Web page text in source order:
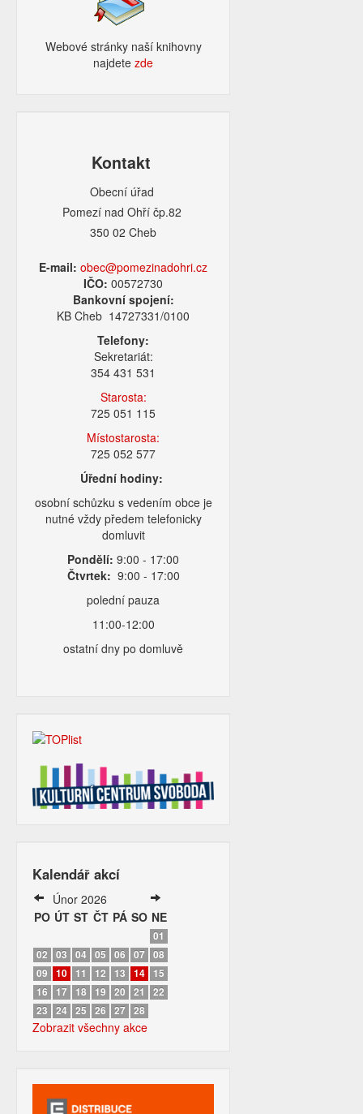
Webové stránky naší knihovny
najdetezde​
Kontakt
Obecní úřad
Pomezí nad Ohří čp.82
350 02 Cheb
E-mail: obec@pomezinadohri.cz
IČO:00572730
Bankovní spojení:
KB Cheb 14727331/0100
Telefony:
Sekretariát:
354 431 531
Starosta:
725 051 115
Místostarosta:
725 052 577
Úřední hodiny:
osobní schůzku s vedením obce je
nutné vždy předem telefonicky
domluvit
Pondělí: 9:00 - 17:00
Čtvrtek: 9:00 - 17:00
polední pauza
11:00-12:00
ostatní dny po domluvě
Kalendář akcí
Únor 2026
PO ÚT ST ČT PÁ SO NE
01
02
03 04 05 06 07 08
09
10 11 12 13 14 15
16
17 18 19 20 21
22
23
24 25 26 27 28
Zobrazit všechny akce